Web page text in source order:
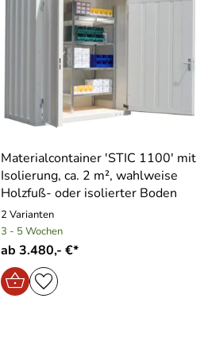
Materialcontainer ′STIC 1100′ mit
Isolierung, ca. 2 m², wahlweise
Holzfuß- oder isolierter Boden
2 Varianten
3 - 5 Wochen
ab 3.480,- €*